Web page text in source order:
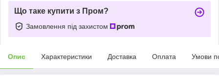
Що таке купити з Пром?
Замовлення під захистом
Опис Характеристики Доставка Оплата Умови